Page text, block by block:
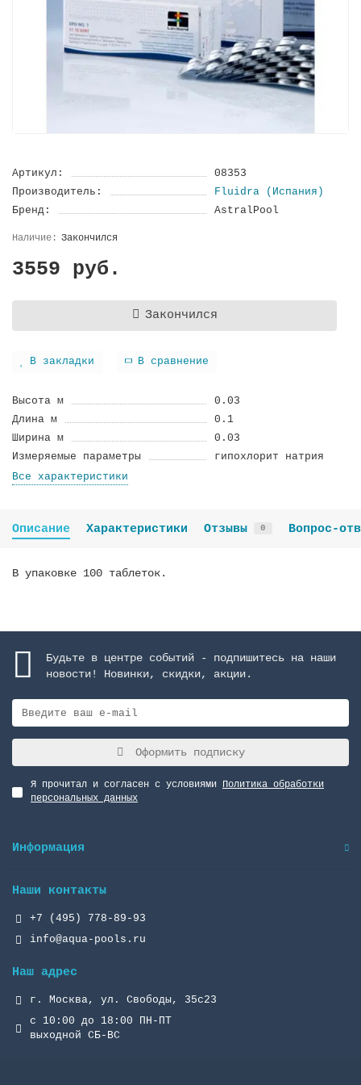
Артикул:
08353
Производитель:
Fluidra (Испания)
Бренд:
AstralPool
Закончился
3559 руб.
Закончился
В закладки В сравнение
Высота м
0.03
Длина м
0.1
Ширина м
0.03
Измеряемые параметры
гипохлорит натрия
Все характеристики
Описание Характеристики Отзывы 0 Вопрос-
В упаковке 100 таблеток.
Будьте в центре событий - подпишитесь на наши
новости! Новинки, скидки, акции.
Оформить подписку
Я прочитал и согласен с условиями Политика обработки
персональных данных
Информация
Наши контакты
+7 (495) 778-89-93
info@aqua-pools.ru
Наш адрес
г. Москва, ул. Свободы, 35с23
с 10:00 до 18:00 ПН-ПТ
выходной СБ-ВС